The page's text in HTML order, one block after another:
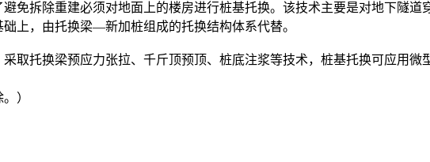
免拆除重建必须对地面上的楼房进行桩基托换。该技术主要是对地下隧道
上，由托换梁—新加桩组成的托换结构体系代替。
取托换梁预应力张拉、千斤顶预顶、桩底注浆等技术，桩基托换可应用微
）